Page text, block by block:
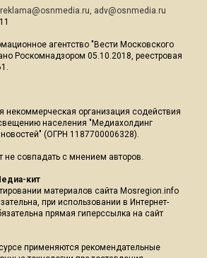
reklama@osnmedia.ru, adv@osnmedia.ru
агентство "Вести Московского
Роскомнадзором 05.10.2018, реестровая
некоммерческая организация содействия
населения "Медиахолдинг
(ОГРН 1187700006328).
совпадать с мнением авторов.
кит
материалов сайта Mosregion.info
при использовании в Интернет-
прямая гиперссылка на сайт
применяются рекомендательные